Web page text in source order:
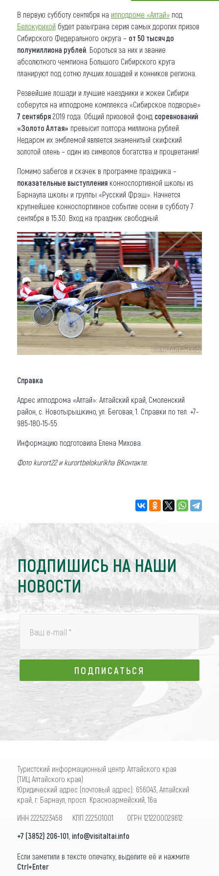
Что привезти (сувениры)
О регионе
Коллекция впечатлений
Другие рубрики
В первую субботу сентября на ипподроме «Алтай» под
Белокурихой будет разыграна серия самых дорогих призов
Сибирского Федерального округа – от 50 тысяч до
полумиллиона рублей . Бороться за них и звание
абсолютного чемпиона Большого Сибирского круга
планируют под сотню лучших лошадей и конников региона.
Резвейшие лошади и лучшие наездники и жокеи Сибири
соберутся на ипподроме комплекса «Сибирское подворье»
7 сентября 2019 года. Общий призовой фонд соревнований
«Золото Алтая» превысит полтора миллиона рублей.
Недаром их эмблемой является знаменитый скифский
золотой олень – один из символов богатства и процветания!
Помимо забегов и скачек в программе праздника –
показательные выступления конноспортивной школы из
Барнаула школы и группы «Русский Фрэш». Начнется
крупнейшее конноспортивное событие осени в субботу 7
сентября в 15.30. Вход на праздник свободный.
Справка
Адрес ипподрома «Алтай»: Алтайский край, Смоленский
район, с. Новотырышкино, ул. Беговая, 1. Справки по тел. +7-
985-180-15-55.
Информацию подготовила Елена Михова.
Фото kurort22 и kurortbelokurikha ВКонтакте.
ПОДПИШИСЬ НА НАШИ
НОВОСТИ
Ваш e-mail *
ПОДПИСАТЬСЯ
ПОДПИСАТЬСЯ
Туристский информационный центр Алтайского края
(ТИЦ Алтайского края)
Юридический адрес (почтовый адрес): 656043, Алтайский
край, г. Барнаул, просп. Красноармейский, 16а
ИНН 2225223458 КПП 222501001 ОГРН 1212200029612
+7 (3852) 206-101 info@visitaltai.info
Если заметили в тексте опечатку, выделите её и нажмите
Ctrl+Enter